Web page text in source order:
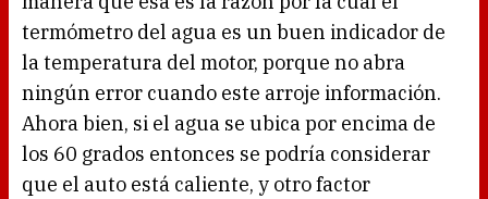
termómetro del agua es un buen indicador de
la temperatura del motor, porque no abra
ningún error cuando este arroje información.
Ahora bien, si el agua se ubica por encima de
los 60 grados entonces se podría considerar
que el auto está caliente, y otro factor